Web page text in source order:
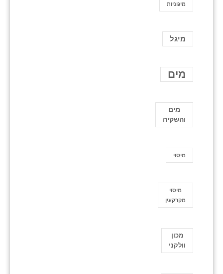
מיגוניות
מיגל
מים
מים
והשקיה
מיסוי
מיסוי
מקרקעין
מכון
וולקני